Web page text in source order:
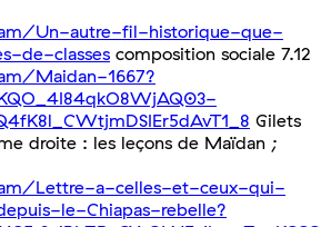
Un-autre-fil-historique-que-
de-classes composition sociale 7.12
Maidan-1667?
Gilets
droite : les leçons de Maïdan ;
Lettre-a-celles-et-ceux-qui-
le-Chiapas-rebelle?